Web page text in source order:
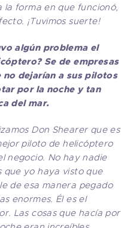
la forma en que funcionó,
¡Tuvimos suerte!
algún problema el
Se de empresas
no dejarían a sus pilotos
por la noche y tan
del mar.
Don Shearer que es
piloto de helicóptero
negocio. No hay nadie
que yo haya visto que
de esa manera pegado
enormes. Él es el
Las cosas que hacía por